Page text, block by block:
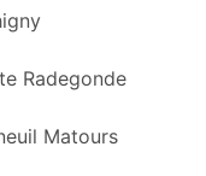
Radegonde
Matours